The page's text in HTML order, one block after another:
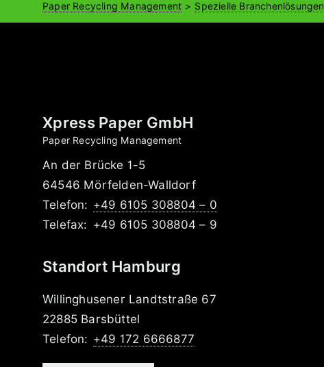
Paper Recycling Management Spezielle Branchenlösungen
Xpress Paper GmbH
Paper Recycling Management
An der Brücke 1-5
64546 Mörfelden-Walldorf
Telefon: +49 6105 308804 – 0
Telefax: +49 6105 308804 – 9
Standort Hamburg
Willinghusener Landtstraße 67
22885 Barsbüttel
Telefon: +49 172 6666877